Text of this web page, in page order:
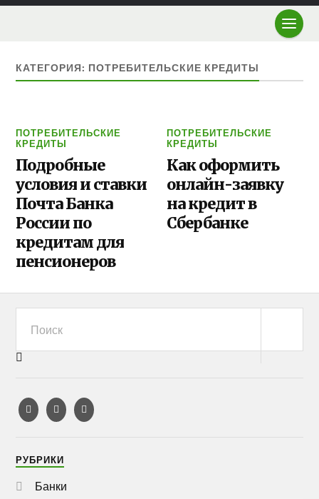
КАТЕГОРИЯ: ПОТРЕБИТЕЛЬСКИЕ КРЕДИТЫ
ПОТРЕБИТЕЛЬСКИЕ
КРЕДИТЫ
Подробные
условия и ставки
Почта Банка
России по
кредитам для
пенсионеров
ПОТРЕБИТЕЛЬСКИЕ
КРЕДИТЫ
Как оформить
онлайн-заявку
на кредит в
Сбербанке
РУБРИКИ
Банки